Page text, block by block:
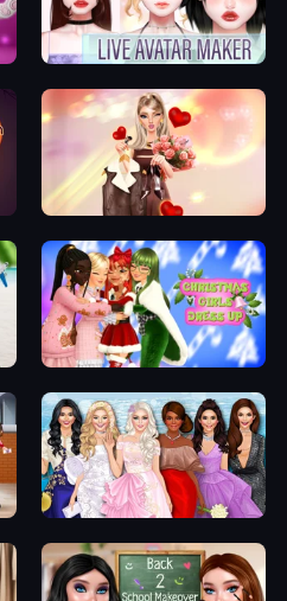
Live Avatar Maker: Girls
GRWM Date Night
Christmas Girls Dress Up
Model Dress Up Girl